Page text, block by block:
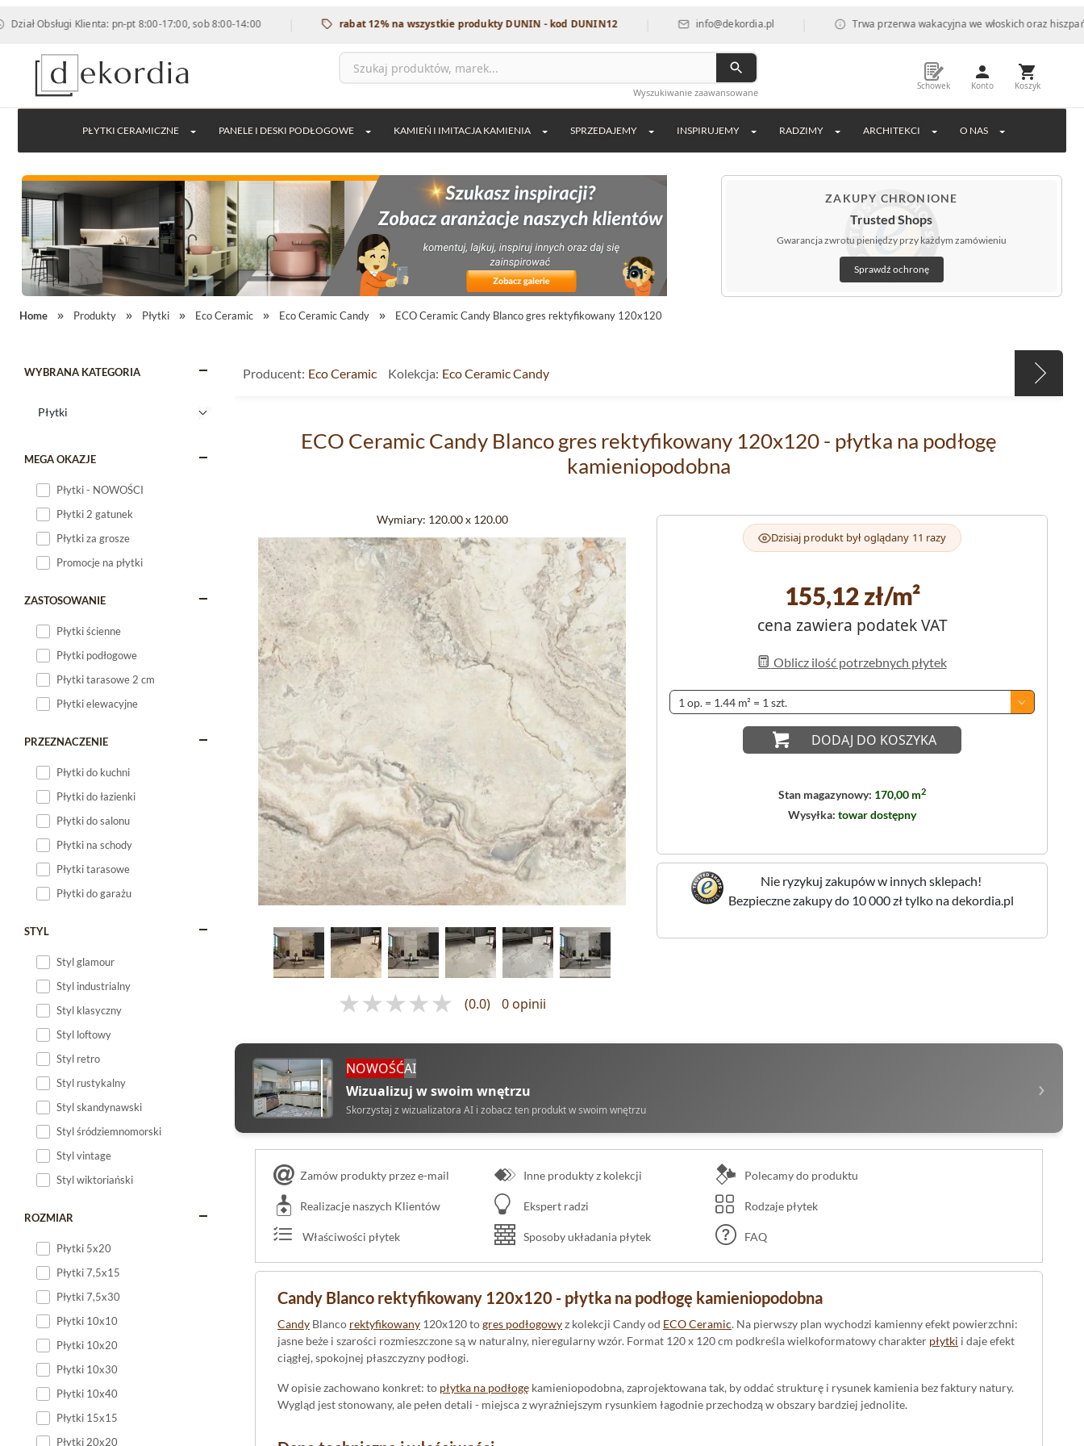
Klienta: pn-pt 8:00-17:00, sob 8:00-14:00 | rabat 12% na wszystkie produkty DUNIN - kod DUNIN12 | info@dekordia.pl | Trwa przerwa wakacyjna we włoskich oraz hiszpańskich
Wyszukiwanie zaawansowane
Schowek Konto Koszyk
PŁYTKI CERAMICZNE PANELE I DESKI PODŁOGOWE KAMIEŃ I IMITACJA KAMIENIA SPRZEDAJEMY INSPIRUJEMY RADZIMY ARCHITEKCI O NAS
ZAKUPY CHRONIONE
Trusted Shops
Gwarancja zwrotu pieniędzy przy każdym zamówieniu
Sprawdź ochronę
Home Produkty Płytki Eco Ceramic Eco Ceramic Candy ECO Ceramic Candy Blanco gres rektyfikowany 120x120
WYBRANA KATEGORIA
MEGA OKAZJE
Płytki - NOWOŚCI
Płytki 2 gatunek
Płytki za grosze
Promocje na płytki
ZASTOSOWANIE
Płytki ścienne
Płytki podłogowe
Płytki tarasowe 2 cm
Płytki elewacyjne
PRZEZNACZENIE
Płytki do kuchni
Płytki do łazienki
Płytki do salonu
Płytki na schody
Płytki tarasowe
Płytki do garażu
STYL
Styl glamour
Styl industrialny
Styl klasyczny
Styl loftowy
Styl retro
Styl rustykalny
Styl skandynawski
Styl śródziemnomorski
Styl vintage
Styl wiktoriański
ROZMIAR
Płytki 5x20
Płytki 7,5x15
Płytki 7,5x30
Płytki 10x10
Płytki 10x20
Płytki 10x30
Płytki 10x40
Płytki 15x15
Płytki 20x20
Producent: Eco Ceramic Kolekcja: Eco Ceramic Candy
ECO Ceramic Candy Blanco gres rektyfikowany 120x120 - płytka na podłogę
kamieniopodobna
Wymiary: 120.00 x 120.00
(0.0) 0 opinii
Dzisiaj produkt był oglądany 11 razy
155,12zł/m²
cena zawiera podatek VAT
Oblicz ilość potrzebnych płytek
DODAJ DO KOSZYKA
Stan magazynowy: 170,00 m2
Wysyłka: towar dostępny
Nie ryzykuj zakupów w innych sklepach!
Bezpieczne zakupy do 10 000 zł tylko na dekordia.pl
NOWOŚĆAI
Wizualizuj w swoim wnętrzu
Skorzystaj z wizualizatora AI i zobacz ten produkt w swoim wnętrzu
›
Zamów produkty przez e-mail Inne produkty z kolekcji Polecamy do produktu
Realizacje naszych Klientów Ekspert radzi Rodzaje płytek
Właściwości płytek Sposoby układania płytek FAQ
Candy Blanco rektyfikowany 120x120 - płytka na podłogę kamieniopodobna
Candy Blanco rektyfikowany 120x120 togres podłogowyz kolekcji Candy od ECO Ceramic. Na pierwszy plan wychodzi kamienny efekt powierzchni:
jasne beże i szarości rozmieszczone są w naturalny, nieregularny wzór. Format 120 x 120 cm podkreśla wielkoformatowy charakter płytki i daje efekt
ciągłej, spokojnej płaszczyzny podłogi.
W opisie zachowano konkret: to płytka na podłogę kamieniopodobna, zaprojektowana tak, by oddać strukturę i rysunek kamienia bez faktury natury.
Wygląd jest stonowany, ale pełen detali - miejsca z wyraźniejszym rysunkiem łagodnie przechodzą w obszary bardziej jednolite.